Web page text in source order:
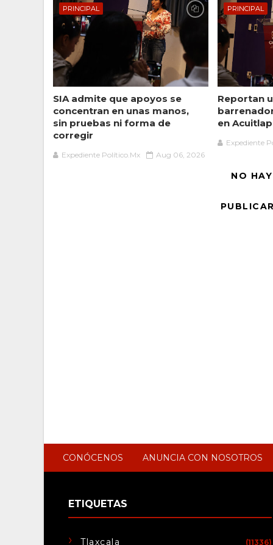
PRINCIPAL
SIA admite que apoyos se
concentran en unas manos,
sin pruebas ni forma de
corregir
Expediente Político.Mx Aug 06, 2026
PRINCIPAL
Reportan
en
Expediente
NO
CONÓCENOS ANUNCIA CON NOSOTROS
ETIQUETAS
Tlaxcala (11336)